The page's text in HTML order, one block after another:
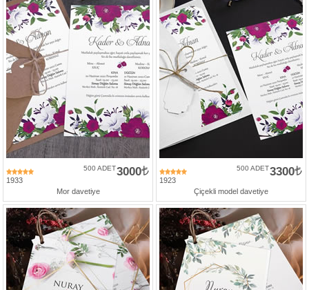
1933
3000
500 ADET
Mor davetiye
1923
3300
500 ADET
Çiçekli model davetiye